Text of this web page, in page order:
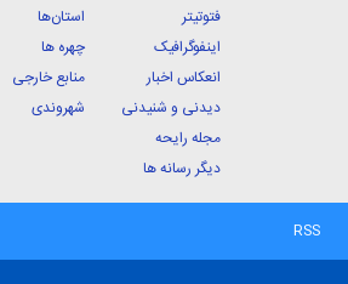
فتوتیتر
اینفوگرافیک
انعکاس اخبار
دیدنی و شنیدنی
مجله رایحه
دیگر رسانه ها
استان‌ها
چهره ها
منابع خارجی
شهروندی
RSS